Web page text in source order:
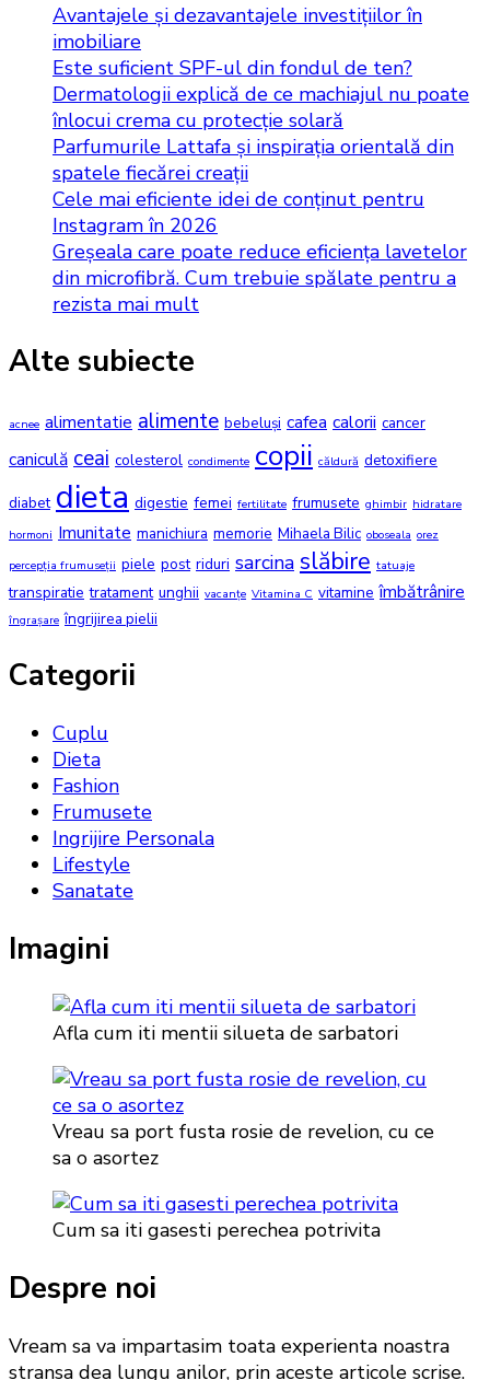
Avantajele și dezavantajele investițiilor în
imobiliare
Este suficient SPF-ul din fondul de ten?
Dermatologii explică de ce machiajul nu poate
înlocui crema cu protecție solară
Parfumurile Lattafa și inspirația orientală din
spatele fiecărei creații
Cele mai eficiente idei de conținut pentru
Instagram în 2026
Greșeala care poate reduce eficiența lavetelor
din microfibră. Cum trebuie spălate pentru a
rezista mai mult
Alte subiecte
acnee alimentatie alimente bebeluși cafea calorii cancer
caniculă ceai colesterol condimente copii căldură detoxifiere
diabet dieta digestie femei fertilitate frumusete ghimbir hidratare
hormoni Imunitate manichiura memorie Mihaela Bilic oboseala orez
percepția frumuseții piele post riduri sarcina slăbire tatuaje
transpiratie tratament unghii vacanțe Vitamina C vitamine îmbătrânire
îngrașare îngrijirea pielii
Categorii
Cuplu
Dieta
Fashion
Frumusete
Ingrijire Personala
Lifestyle
Sanatate
Imagini
Afla cum iti mentii silueta de sarbatori
Vreau sa port fusta rosie de revelion, cu ce
sa o asortez
Cum sa iti gasesti perechea potrivita
Despre noi
Vream sa va impartasim toata experienta noastra
stransa dea lungu anilor, prin aceste articole scrise.